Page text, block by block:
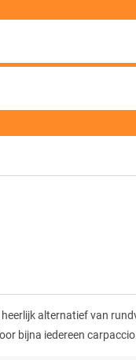
alternatief van
bijna iedereen